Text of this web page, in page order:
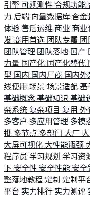
引擎 可观测性 合规功能
力 后端 向量数据库 含金
体验 售后运维 商业 商业
发 商用首选 团队专属 团
团队管理 团队落地 国产
力量 国产化 国产化替代
型 国内 国内厂商 国内外
线使用 场景 场景适配 基
基础概念 基础知识 基础
杂系统 复杂项目 复用 外
多客户 多应用管理 多模
批 多节点 多部门 大厂
大屏可视化 大性能瓶颈
程序员 学习规划 学习资
下 安全性 安全性能 安全
整落地教程 定制 定制平
平台 实力排行 实力测评